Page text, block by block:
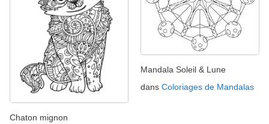
Chaton mignon
Mandala Soleil & Lune
dans Coloriages de Mandalas